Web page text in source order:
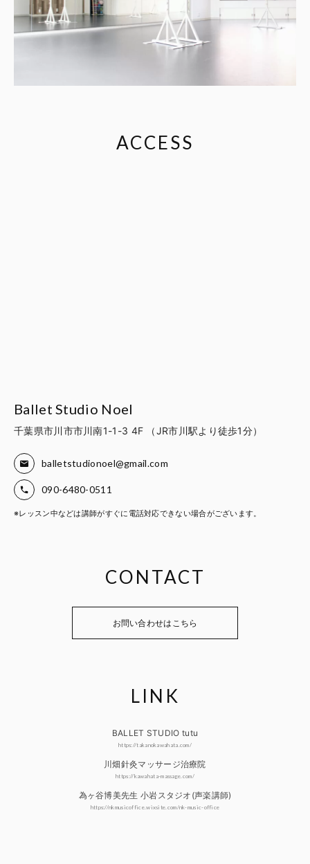
ACCESS
Ballet Studio Noel
千葉県市川市市川南1-1-3 4F （JR市川駅より徒歩1分）
balletstudionoel@gmail.com
090-6480-0511
※レッスン中などは講師がすぐに電話対応できない場合がございます。
CONTACT
お問い合わせはこちら
LINK
BALLET STUDIO tutu
https://takanokawahata.com/
川畑針灸マッサージ治療院
https://kawahata-massage.com/
為ヶ谷博美先生 小岩スタジオ(声楽講師)
https://nkmusicoffice.wixsite.com/nk-music-office